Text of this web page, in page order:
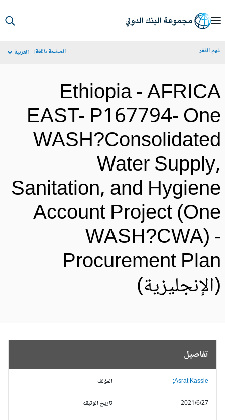
الفقر الصفحة باللغة: العربية
Ethiopia -
EAST- P167794-
Water
Sanitation, and
Account Project
WASH?CWA)
Procurement
تفاصيل
المؤلف Asrat Kassie;
تاريخ الوثيقة 2021/6/27